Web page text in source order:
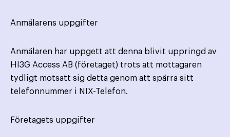
Anmälarens uppgifter
Anmälaren har uppgett att denna blivit uppringd av
HI3G Access AB (företaget) trots att mottagaren
tydligt motsatt sig detta genom att spärra sitt
telefonnummer i NIX-Telefon.
Företagets uppgifter